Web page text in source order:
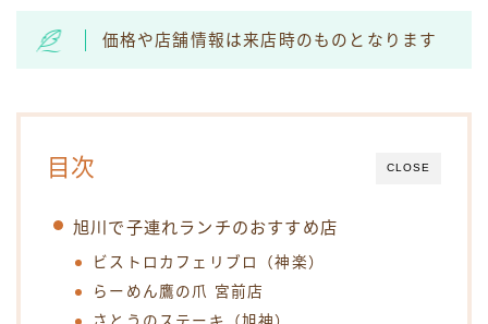
価格や店舗情報は来店時のものとなります
CLOSE
目次
旭川で子連れランチのおすすめ店
ビストロカフェリブロ（神楽）
らーめん鷹の爪 宮前店